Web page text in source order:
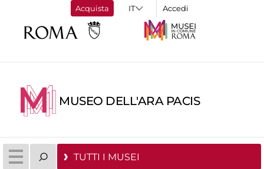
Acquista Accedi
MUSEO DELL'ARA PACIS
TUTTI I MUSEI